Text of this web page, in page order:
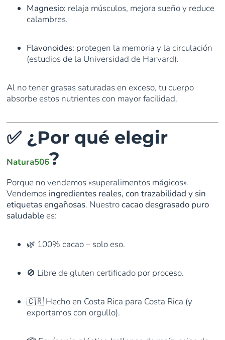
Magnesio: relaja músculos, mejora sueño y reduce
calambres.
Flavonoides: protegen la memoria y la circulación
(estudios de la Universidad de Harvard).
Al no tener grasas saturadas en exceso, tu cuerpo
absorbe estos nutrientes con mayor facilidad.
✅ ¿Por qué elegir
Natura506?
Porque no vendemos «superalimentos mágicos».
Vendemos ingredientes reales, con trazabilidad y sin
etiquetas engañosas. Nuestrocacao desgrasado puro
saludablees:
🌿 100% cacao – solo eso.
🚫 Libre de gluten certificado por proceso.
🇨🇷 Hecho en Costa Rica para Costa Rica (y
exportamos con orgullo).